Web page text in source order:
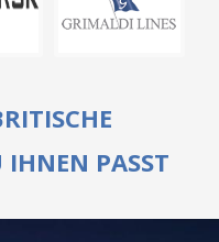
IHNEN PASST